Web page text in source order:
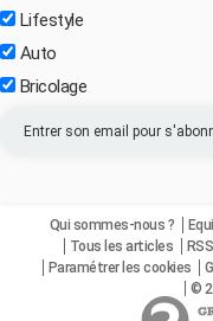
Lifestyle
Auto
Bricolage
Qui sommes-nous ?
Tous les articles
RSS
Paramétrer les cookies
©